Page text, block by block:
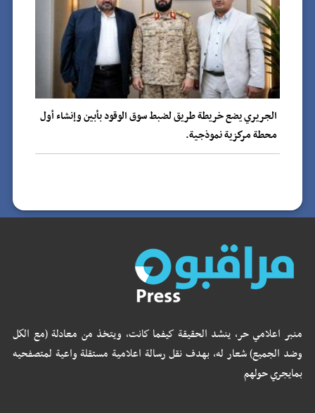
الجريري يضع خريطة طريق لضبط سوق الوقود بأبين وإنشاء أول
محطة مركزية نموذجية.
منبر اعلامي حر، ينشد الحقيقة كيفما كانت، ويتخذ من معادلة (مع الكل
وضد الجميع) شعار له، بهدف نقل رسالة اعلامية مستقلة واعية لمتصفحيه
بمايجري حولهم